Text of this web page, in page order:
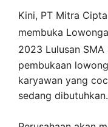
Kini, PT Mitra
membuka
2023 Lulusan SMA
pembukaan
karyawan yang
sedang dibutuhkan.